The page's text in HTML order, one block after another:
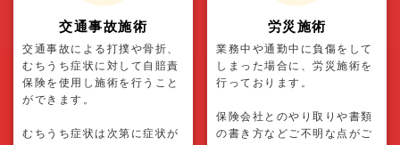
交通事故施術
交通事故による打撲や骨折、
むちうち症状に対して自賠責
保険を使用し施術を行うこと
ができます。
むちうち症状は次第に症状が
労災施術
業務中や通勤中に負傷をして
しまった場合に、労災施術を
行っております。
保険会社とのやり取りや書類
の書き方などご不明な点がご